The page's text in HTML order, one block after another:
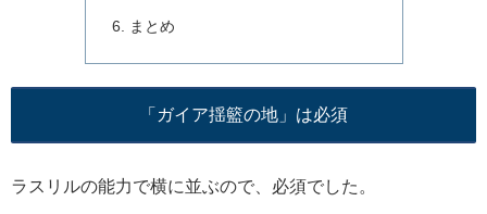
まとめ
「ガイア揺籃の地」は必須
ラスリルの能力で横に並ぶので、必須でした。